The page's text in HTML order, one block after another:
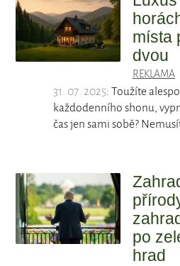
místa
dvou
REKLAMA
31. 07. 2025: Toužíte
každodenního shonu,
čas jen sami sobě?
po
hrad